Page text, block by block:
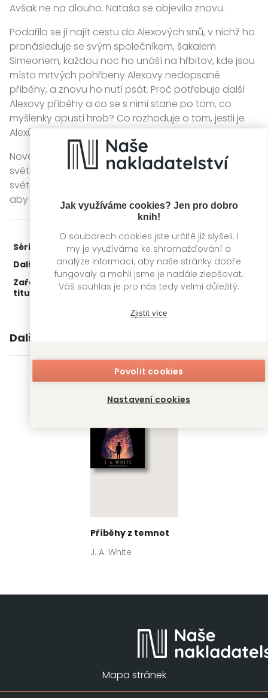
Jak využíváme cookies? Jen pro dobro
knih!
O souborech cookies jste určitě již slyšeli. I
my je využíváme ke shromažďování a
analýze informací, aby naše stránky dobře
fungovaly a mohli jsme je nadále zlepšovat.
Váš souhlas je pro nás tedy velmi důležitý.
Zjistit více
Povolit cookies
Nastavení cookies
Avšak ne na dlouho. Nataša se objevila znovu.
Podařilo se jí najít cestu do Alexových snů, v nichž ho
pronásleduje se svým společníkem, šakalem
Simeonem, každou noc ho unáší na hřbitov, kde jsou
místo mrtvých pohřbeny Alexovy nedopsané
příběhy, a znovu ho nutí psát. Proč potřebuje další
Alexovy příběhy a co se s nimi stane po tom, co
myšlenky opustí hrob? Co rozhoduje o tom, jestli je
Alexův příběh dost dobrý, aby obstál?
Nová řada temných příběhů nás zavádí nejen do
světa záhrobí plného úkladů a nástrah, ale také do
světa tvůrčího psaní, do něhož musí Alex proniknout,
aby se zachránil.
Série: Příběhy z temnot
2. díl z 2
Další díly:
1.Příběhy z temnot
Zařažení
titulu:
Kategorie >Dětská literatura‣Dětská
beletrie
Další knihy autora
Příběhy z temnot
J. A. White
Mapa stránek